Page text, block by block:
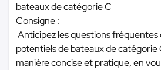
bateaux de catégorie C
Consigne :
Anticipez les questions fréquentes
potentiels de bateaux de catégorie
manière concise et pratique, en